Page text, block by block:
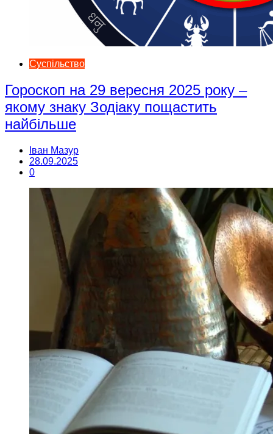
Суспільство
Гороскоп на 29 вересня 2025 року –
якому знаку Зодіаку пощастить
найбільше
Іван Мазур
28.09.2025
0